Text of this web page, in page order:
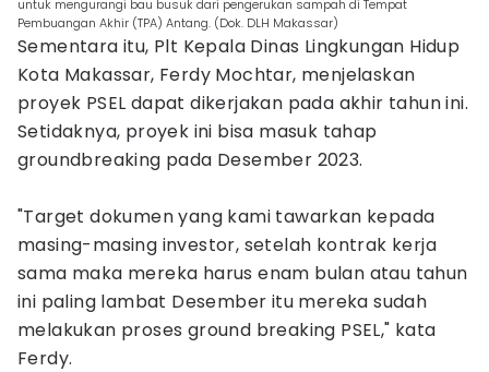
untuk mengurangi bau busuk dari pengerukan sampah di Tempat
Pembuangan Akhir (TPA) Antang. (Dok. DLH Makassar)
Sementara itu, Plt Kepala Dinas Lingkungan Hidup
Kota Makassar, Ferdy Mochtar, menjelaskan
proyek PSEL dapat dikerjakan pada akhir tahun ini.
Setidaknya, proyek ini bisa masuk tahap
groundbreaking pada Desember 2023.
"Target dokumen yang kami tawarkan kepada
masing-masing investor, setelah kontrak kerja
sama maka mereka harus enam bulan atau tahun
ini paling lambat Desember itu mereka sudah
melakukan proses ground breaking PSEL," kata
Ferdy.